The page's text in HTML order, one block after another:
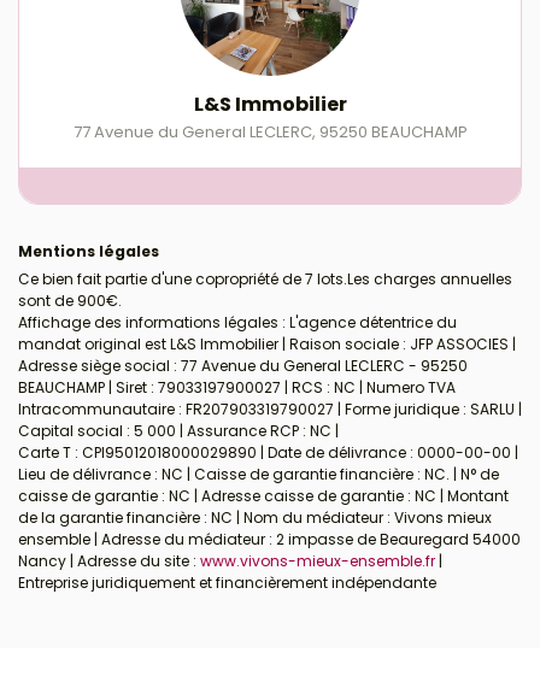
L&S Immobilier
77 Avenue du General LECLERC, 95250 BEAUCHAMP
Mentions légales
Ce bien fait partie d'une copropriété de 7 lots.Les charges annuelles
sont de 900€.
Affichage des informations légales : L'agence détentrice du
mandat original est L&S Immobilier | Raison sociale : JFP ASSOCIES |
Adresse siège social : 77 Avenue du General LECLERC - 95250
BEAUCHAMP | Siret : 79033197900027 | RCS : NC | Numero TVA
Intracommunautaire : FR207903319790027 | Forme juridique : SARLU |
Capital social : 5 000 | Assurance RCP : NC |
Carte T : CPI95012018000029890 | Date de délivrance : 0000-00-00 |
Lieu de délivrance : NC | Caisse de garantie financière : NC. | N° de
caisse de garantie : NC | Adresse caisse de garantie : NC | Montant
de la garantie financière : NC | Nom du médiateur : Vivons mieux
ensemble | Adresse du médiateur : 2 impasse de Beauregard 54000
Nancy | Adresse du site : www.vivons-mieux-ensemble.fr |
Entreprise juridiquement et financièrement indépendante